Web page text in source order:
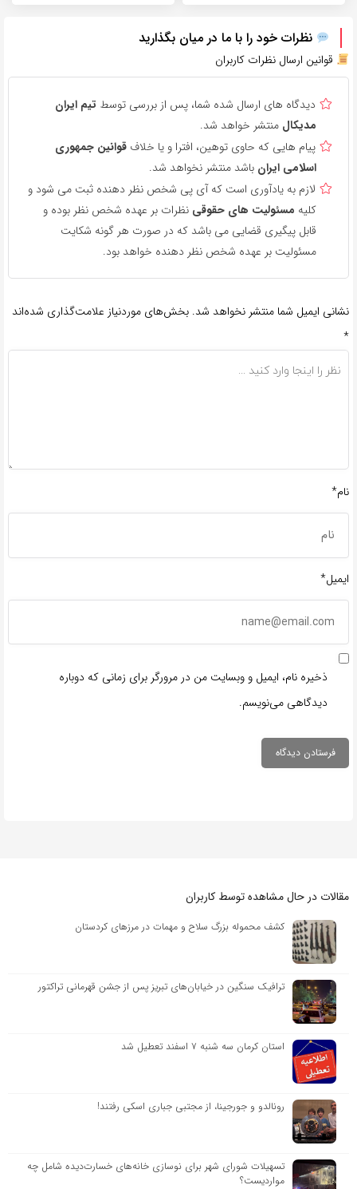
نظرات خود را با ما در میان بگذارید
قوانین ارسال نظرات کاربران
دیدگاه های ارسال شده شما، پس از بررسی توسط تیم ایران
مدیکال منتشر خواهد شد.
پیام هایی که حاوی توهین، افترا و یا خلاف قوانین جمهوری
اسلامی ایران باشد منتشر نخواهد شد.
لازم به یادآوری است که آی پی شخص نظر دهنده ثبت می شود و
کلیه مسئولیت های حقوقی نظرات بر عهده شخص نظر بوده و
قابل پیگیری قضایی می باشد که در صورت هر گونه شکایت
مسئولیت بر عهده شخص نظر دهنده خواهد بود.
نشانی ایمیل شما منتشر نخواهد شد. بخش‌های موردنیاز علامت‌گذاری شده‌اند
*
نام*
ایمیل*
ذخیره نام، ایمیل و وبسایت من در مرورگر برای زمانی که دوباره
دیدگاهی می‌نویسم.
مقالات در حال مشاهده توسط کاربران
کشف محموله بزرگ سلاح و مهمات در مرزهای کردستان
ترافیک سنگین در خیابان‌های تبریز پس از جشن قهرمانی تراکتور
استان کرمان سه شنبه ٧ اسفند تعطیل شد
رونالدو و جورجینا، از مجتبی جباری اسکی رفتند!
تسهیلات شورای شهر برای نوسازی خانه‌های خسارت‌دیده شامل چه
مواردیست؟